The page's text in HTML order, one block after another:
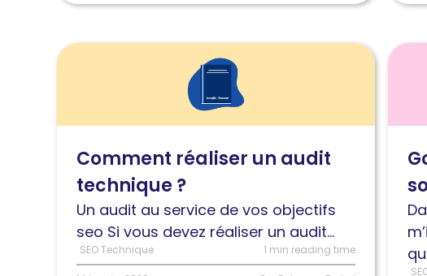
Lire
audit
technique
[Ebook
gratuit]
Comment réaliser un audit
technique ?
Un audit au service de vos objectifs
seo Si vous devez réaliser un audit...
SEO Technique 1 min reading time
Lire